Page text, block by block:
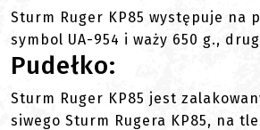
Sturm Ruger KP85 występuje na
symbol UA-954 i waży 650 g.,
Pudełko:
Sturm Ruger KP85 jest
siwego Sturm Rugera KP85, na